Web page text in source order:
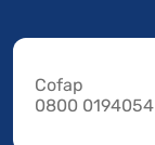
Cofap
0800 0194054